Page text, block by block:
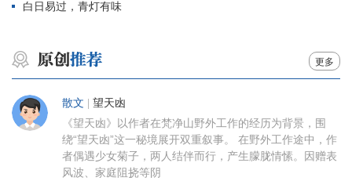
白日易过，青灯有味
更多
散文 | 望天凼
《望天凼》以作者在梵净山野外工作的经历为背景，围
绕“望天凼”这一秘境展开双重叙事。 在野外工作途中，作
者偶遇少女菊子，两人结伴而行，产生朦胧情愫。因赠表
风波、家庭阻挠等阴